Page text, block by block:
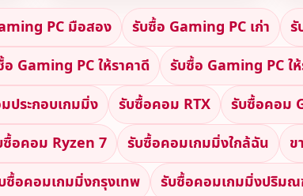
PC มือสอง รับซื้อ Gaming PC เก่า รั
Gaming PC ให้ราคาดี รับซื้อ Gaming PC ใ
ประกอบเกมมิ่ง รับซื้อคอม RTX รับซื้อคอม
ซื้อคอม Ryzen 7 รับซื้อคอมเกมมิ่งใกล้ฉัน ข
ซื้อคอมเกมมิ่งกรุงเทพ รับซื้อคอมเกมมิ่งปริม